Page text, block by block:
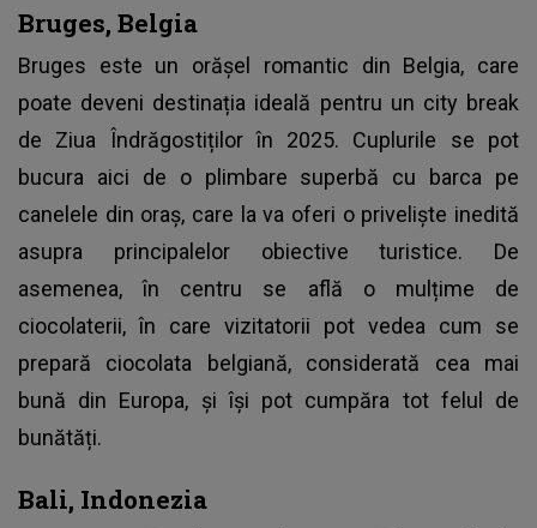
Bruges, Belgia
Bruges este un orășel romantic din Belgia, care
poate deveni destinația ideală pentru un city break
de Ziua Îndrăgostiților în 2025. Cuplurile se pot
bucura aici de o plimbare superbă cu barca pe
canelele din oraș, care la va oferi o priveliște inedită
asupra principalelor obiective turistice. De
asemenea, în centru se află o mulțime de
ciocolaterii, în care vizitatorii pot vedea cum se
prepară ciocolata belgiană, considerată cea mai
bună din Europa, și își pot cumpăra tot felul de
bunătăți.
Bali, Indonezia